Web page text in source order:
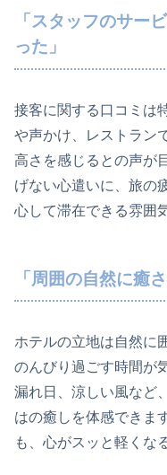
「スタッフのサー
った」
接客に関する口コミは
や声かけ、レストラン
高さを感じるとの声が
げない心遣いに、旅の
心して滞在できる雰囲
「周囲の自然に癒
ホテルの立地は自然に
のんびり過ごす時間が
漏れ日、涼しい風など
はの癒しを体感できま
も、心がスッと軽くな